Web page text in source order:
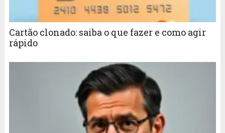
Cartão clonado: saiba o que fazer e como agir
rápido